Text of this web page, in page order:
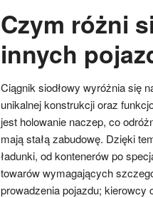
Czym różni
innych
Ciągnik siodłowy wyróżnia się
unikalnej konstrukcji oraz
jest holowanie naczep, co
mają stałą zabudowę. Dzięki
ładunki, od kontenerów po
towarów wymagających
prowadzenia pojazdu; kierowcy